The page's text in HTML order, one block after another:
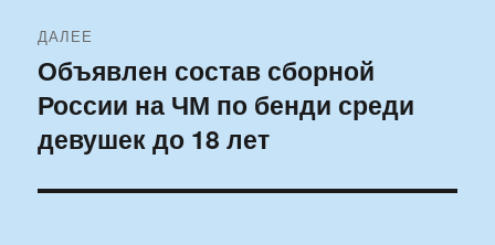
ДАЛЕЕ
Следующая
запись:
Объявлен состав сборной
России на ЧМ по бенди среди
девушек до 18 лет